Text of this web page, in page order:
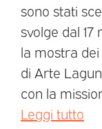
sono stati
svolge dal 17
la mostra dei
di Arte
con la
Leggi tutto